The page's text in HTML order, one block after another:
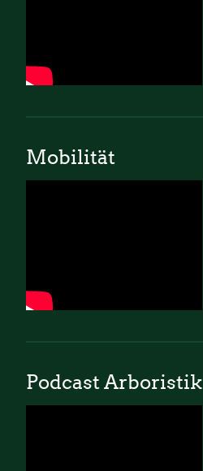
Mobilität
Podcast Arboristik